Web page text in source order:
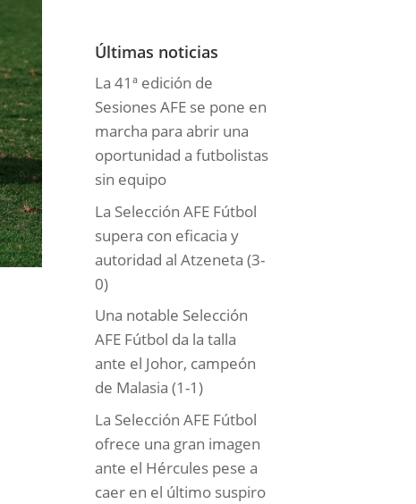
r
a
s
Últimas noticias
La 41ª edición de
Sesiones AFE se pone en
marcha para abrir una
oportunidad a futbolistas
sin equipo
La Selección AFE Fútbol
supera con eficacia y
autoridad al Atzeneta (3-
0)
Una notable Selección
AFE Fútbol da la talla
ante el Johor, campeón
de Malasia (1-1)
La Selección AFE Fútbol
ofrece una gran imagen
ante el Hércules pese a
caer en el último suspiro